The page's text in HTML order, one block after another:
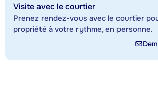
Visite avec le courtier
Prenez rendez-vous avec le courtier
propriété à votre rythme, en personne.